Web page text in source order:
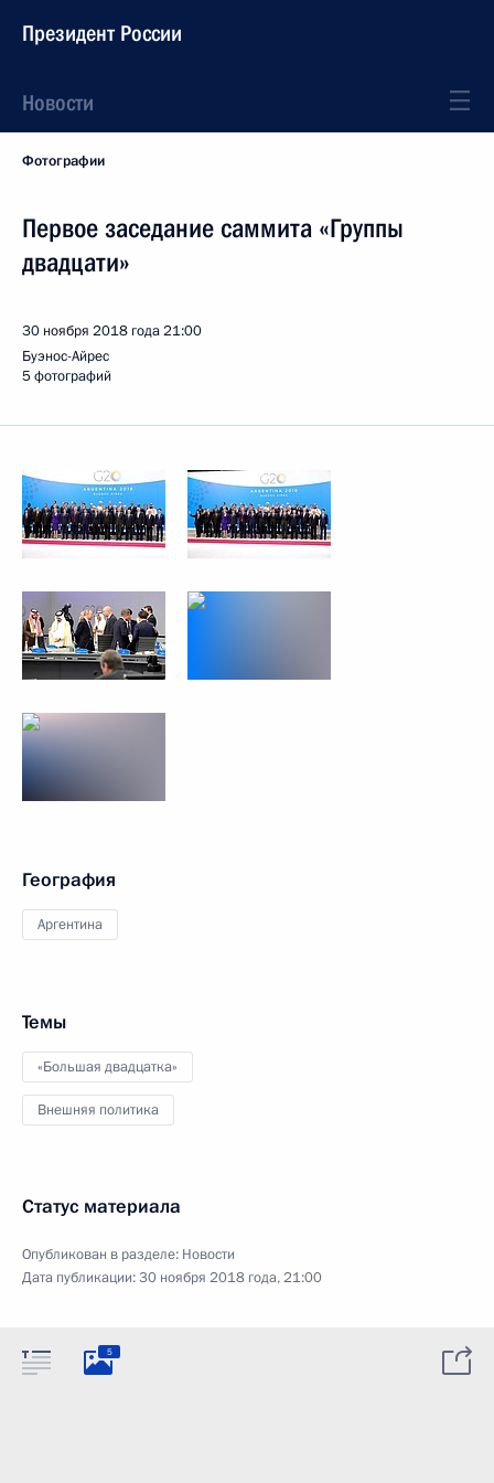
Президент России
Новости
Фотографии
Первое заседание саммита «Группы
двадцати»
30 ноября 2018 года21:00
Буэнос-Айрес
5 фотографий
География
Аргентина
Темы
«Большая двадцатка»
Внешняя политика
Статус материала
Опубликован в разделе: Новости
Дата публикации:30 ноября 2018 года, 21:00
5